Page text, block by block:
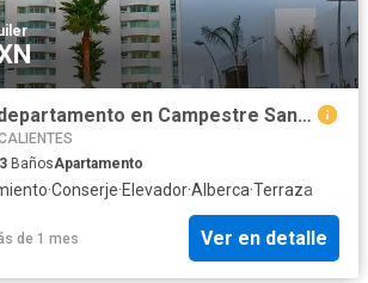
HURBAN renta departamento en Campestre Santa María, Aguascalientes.
3 BañosApartamento
·Conserje·Elevador·Alberca·Terraza
de 1 mes Ver en detalle